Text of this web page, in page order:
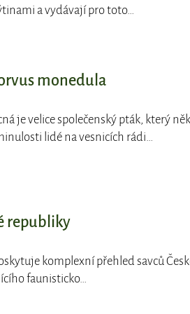
a vydávají pro toto…
monedula
je velice společenský pták, který
lidé na vesnicích rádi…
republiky
komplexní přehled savců
faunisticko…